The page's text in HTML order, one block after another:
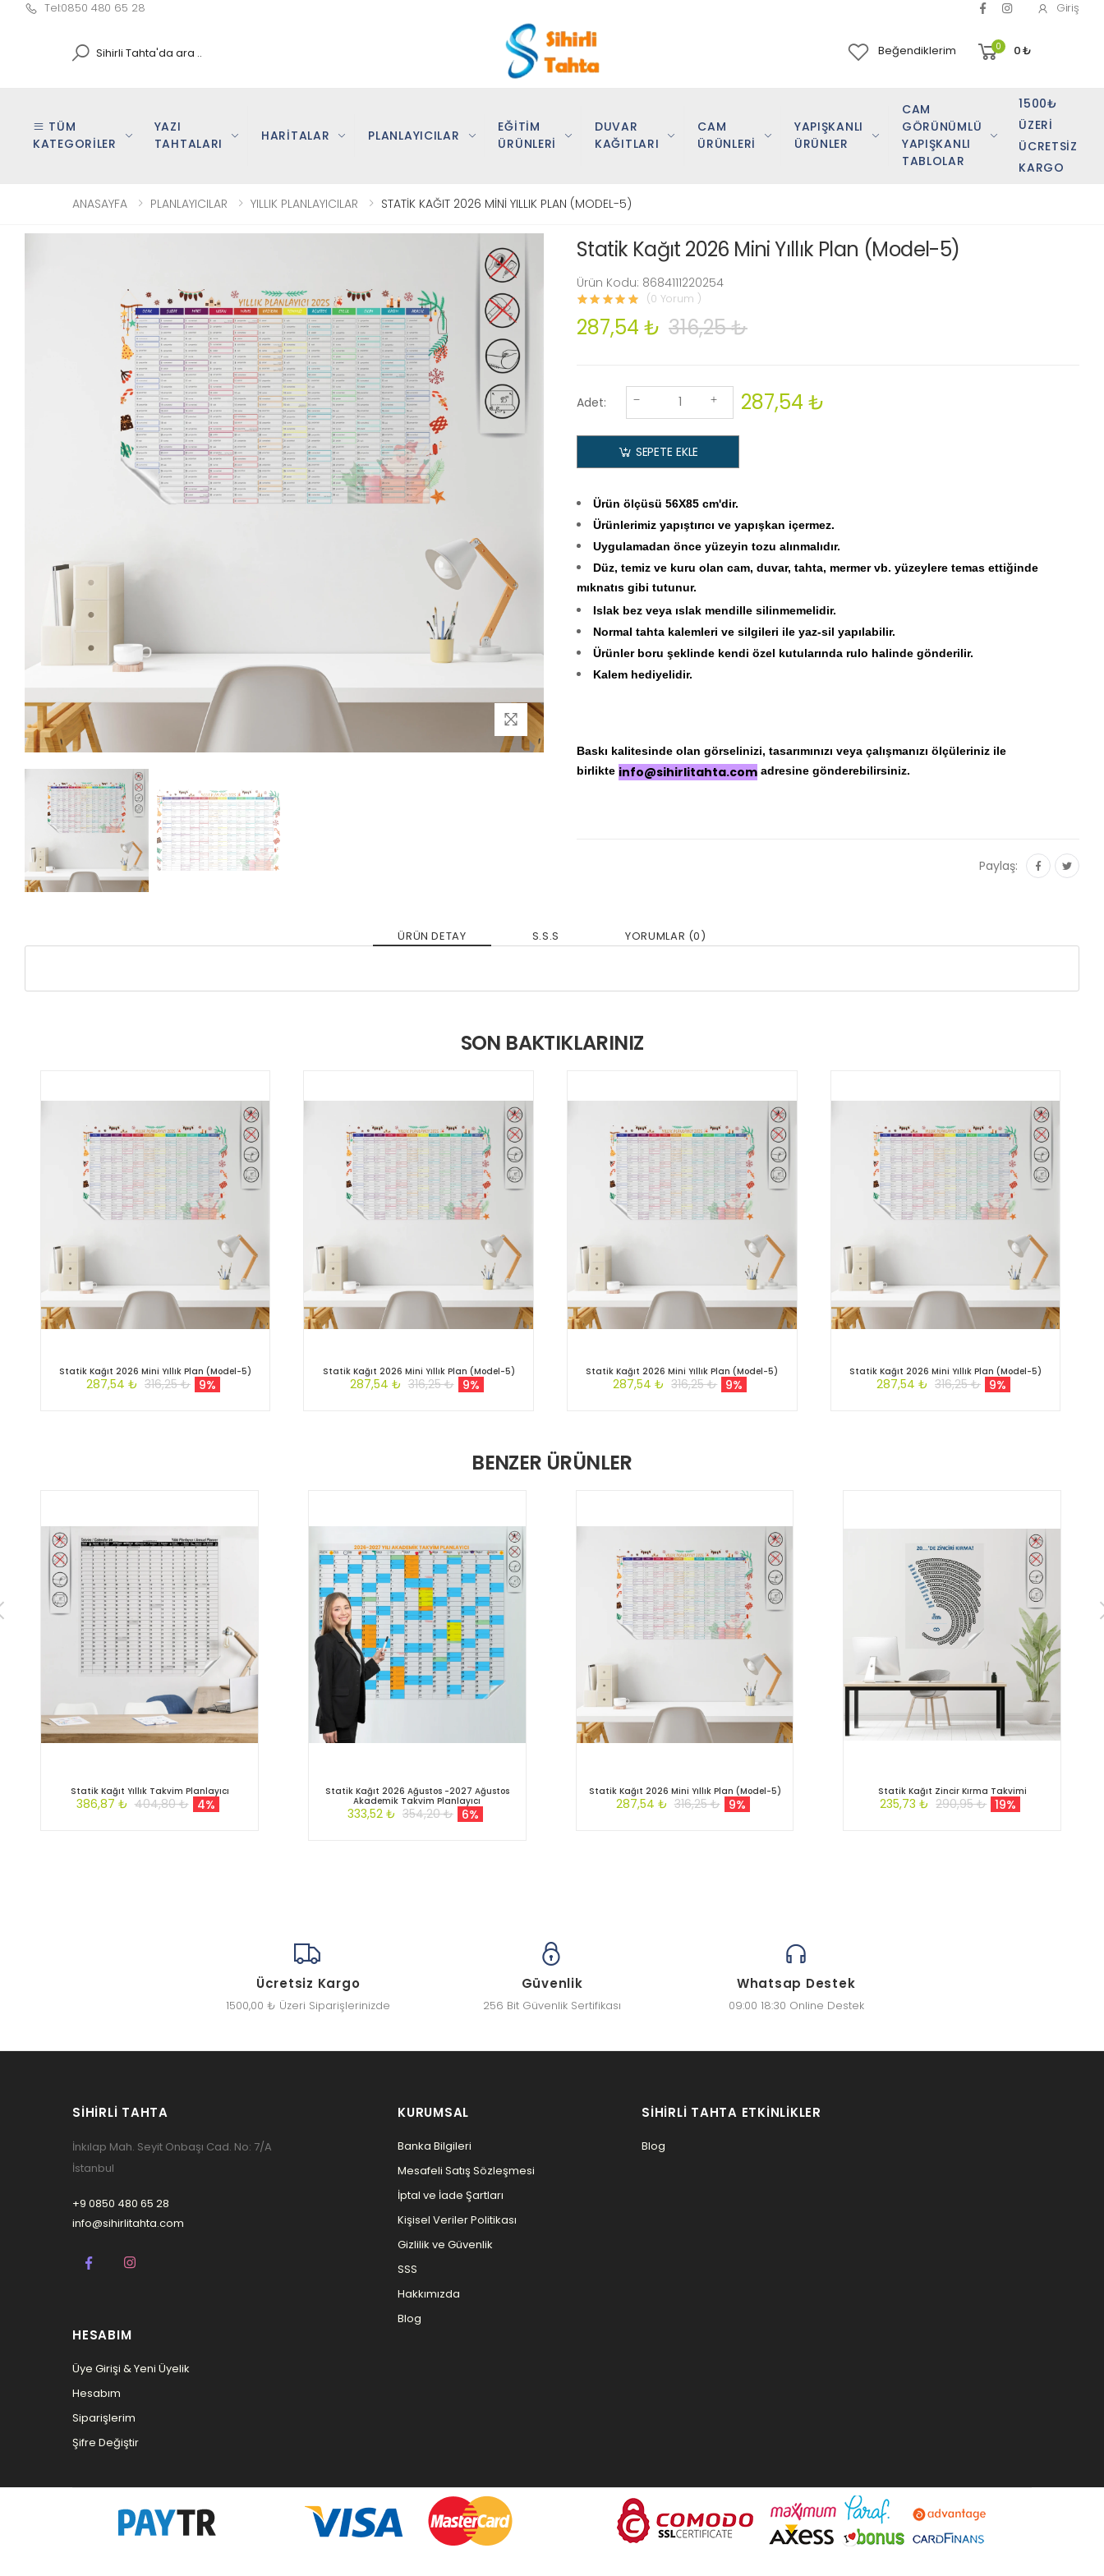
Tel:0850 480 65 28 Giriş
Beğendiklerim 0 0₺
TÜM
KATEGORİLER
YAZI
TAHTALARI
HARİTALAR PLANLAYICILAR
EĞİTİM
ÜRÜNLERİ
DUVAR
KAĞITLARI
CAM
ÜRÜNLERİ
YAPIŞKANLI
ÜRÜNLER
CAM
GÖRÜNÜMLÜ
YAPIŞKANLI
TABLOLAR
1500₺
ÜZERI
ÜCRETSIZ
KARGO
ANASAYFA PLANLAYICILAR YILLIK PLANLAYICILAR STATİK KAĞIT 2026 MİNİ YILLIK PLAN (MODEL-5)
Statik Kağıt 2026 Mini Yıllık Plan (Model-5)
Ürün Kodu: 8684111220254
(0 Yorum )
287,54 ₺ 316,25 ₺
Adet: 287,54 ₺
SEPETE EKLE
Ürün ölçüsü 56X85 cm'dir.
Ürünlerimiz yapıştırıcı ve yapışkan içermez.
Uygulamadan önce yüzeyin tozu alınmalıdır.
Düz, temiz ve kuru olan cam, duvar, tahta, mermer vb. yüzeylere temas ettiğinde
mıknatıs gibi tutunur.
Islak bez veya ıslak mendille silinmemelidir.
Normal tahta kalemleri ve silgileri ile yaz-sil yapılabilir.
Ürünler boru şeklinde kendi özel kutularında rulo halinde gönderilir.
Kalem hediyelidir.
Baskı kalitesinde olan görselinizi, tasarımınızı veya çalışmanızı ölçüleriniz ile
birlikte info@sihirlitahta.com adresine gönderebilirsiniz.
Paylaş:
ÜRÜN DETAY S.S.S YORUMLAR (0)
SON BAKTIKLARINIZ
Statik Kağıt 2026 Mini Yıllık Plan (Model-5)
287,54 ₺ 316,25 ₺ 9%
Statik Kağıt 2026 Mini Yıllık Plan (Model-5)
287,54 ₺ 316,25 ₺ 9%
Statik Kağıt 2026 Mini Yıllık Plan (Model-5)
287,54 ₺ 316,25 ₺ 9%
Statik Kağıt 2026 Mini Yıllık Plan (Model-5)
287,54 ₺ 316,25 ₺ 9%
BENZER ÜRÜNLER
Statik Kağıt Yıllık Takvim Planlayıcı
386,87 ₺ 404,80 ₺ 4%
Statik Kağıt 2026 Ağustos -2027 Ağustos
Akademik Takvim Planlayıcı
333,52 ₺ 354,20 ₺ 6%
Statik Kağıt 2026 Mini Yıllık Plan (Model-5)
287,54 ₺ 316,25 ₺ 9%
Statik Kağıt Zincir Kırma Takvimi
235,73 ₺ 290,95 ₺ 19%
Ücretsiz Kargo
1500,00 ₺ Üzeri Siparişlerinizde
Güvenlik
256 Bit Güvenlik Sertifikası
Whatsap Destek
09:00 18:30 Online Destek
SIHIRLI TAHTA
İnkılap Mah. Seyit Onbaşı Cad. No: 7/A
İstanbul
+9 0850 480 65 28
info@sihirlitahta.com
KURUMSAL
Banka Bilgileri
Mesafeli Satış Sözleşmesi
İptal ve İade Şartları
Kişisel Veriler Politikası
Gizlilik ve Güvenlik
SSS
Hakkımızda
Blog
SIHIRLI TAHTA ETKINLIKLER
Blog
HESABIM
Üye Girişi & Yeni Üyelik
Hesabım
Siparişlerim
Şifre Değiştir